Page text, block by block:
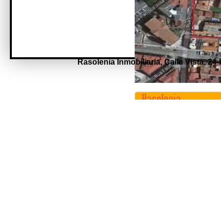
Rasolenia Inmobiliaria,Calle Vista,